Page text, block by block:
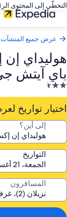
التخطّي إلى المحتوى
عرض جميع المنشآت
هوليداي
باي آيتش
منشأة
فندقية
مصنفة
2.5
اختيار تواريخ
إلى أين؟
التواريخ
المسافرون